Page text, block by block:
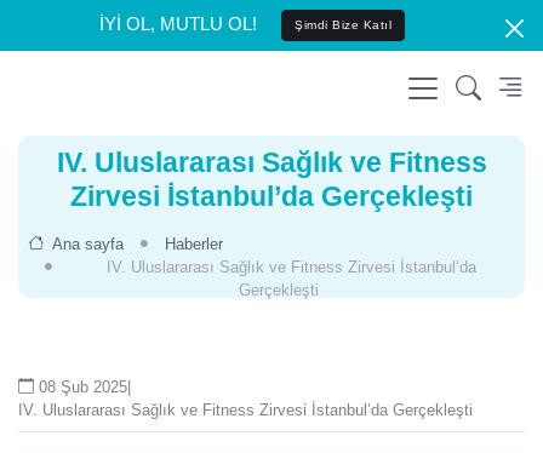
İYİ OL, MUTLU OL! Şimdi Bize Katıl
IV. Uluslararası Sağlık ve Fitness
Zirvesi İstanbul’da Gerçekleşti
Ana sayfa
Haberler
IV. Uluslararası Sağlık ve Fitness Zirvesi İstanbul’da
Gerçekleşti
08 Şub 2025
IV. Uluslararası Sağlık ve Fitness Zirvesi İstanbul’da Gerçekleşti